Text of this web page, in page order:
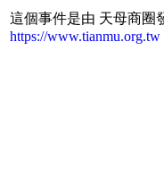
這個事件是由 天母商圈
https://www.tianmu.org.tw